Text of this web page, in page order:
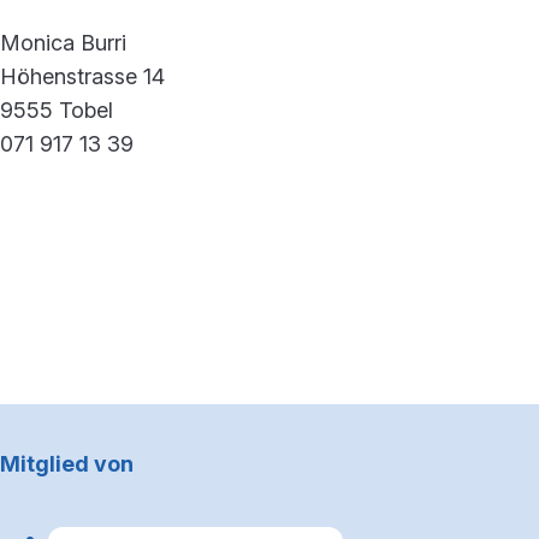
Monica Burri
Höhenstrasse 14
9555 Tobel
071 917 13 39
Mitglied von